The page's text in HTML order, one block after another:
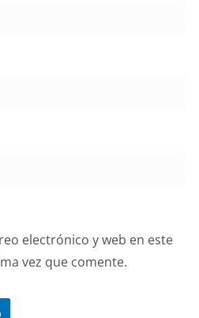
electrónico y web en este
vez que comente.